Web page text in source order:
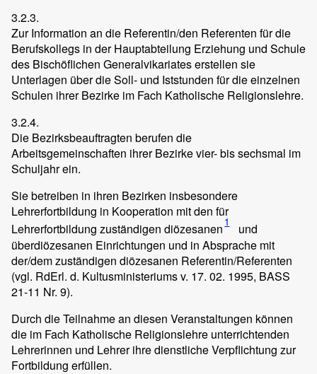
3.2.3.
Zur Information an die Referentin/den Referenten für die
Berufskollegs in der Hauptabteilung Erziehung und Schule
des Bischöflichen Generalvikariates erstellen sie
Unterlagen über die Soll- und Iststunden für die einzelnen
Schulen ihrer Bezirke im Fach Katholische Religionslehre.
3.2.4.
Die Bezirksbeauftragten berufen die
Arbeitsgemeinschaften ihrer Bezirke vier- bis sechsmal im
Schuljahr ein.
Sie betreiben in ihren Bezirken insbesondere
Lehrerfortbildung in Kooperation mit den für
Lehrerfortbildung zuständigen diözesanen 1
und
überdiözesanen Einrichtungen und in Absprache mit
der/dem zuständigen diözesanen Referentin/Referenten
(vgl. RdErl. d. Kultusministeriums v. 17. 02. 1995, BASS
21-11 Nr. 9).
Durch die Teilnahme an diesen Veranstaltungen können
die im Fach Katholische Religionslehre unterrichtenden
Lehrerinnen und Lehrer ihre dienstliche Verpflichtung zur
Fortbildung erfüllen.